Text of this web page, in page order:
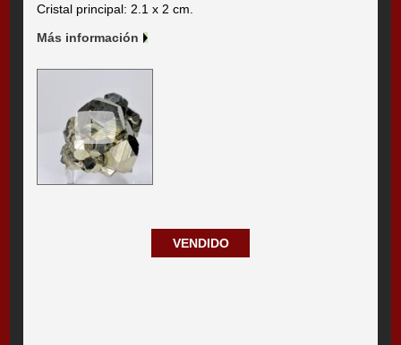
Cristal principal: 2.1 x 2 cm.
Más información
VENDIDO